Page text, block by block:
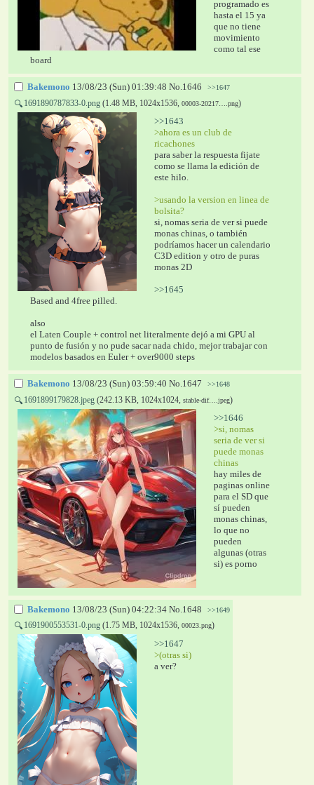
programado es
hasta el 15 ya
que no tiene
movimiento
como tal ese
board
Bakemono 13/08/23 (Sun) 01:39:48 No.1646 >>1647
🔍 1691890787833-0.png (1.48 MB, 1024x1536, 00003-20217….png)
>>1643
>ahora es un club de
ricachones
para saber la respuesta fijate
como se llama la edición de
este hilo.
>usando la version en linea de
bolsita?
si, nomas seria de ver si puede
monas chinas, o también
podríamos hacer un calendario
C3D edition y otro de puras
monas 2D
>>1645
Based and 4free pilled.
also
el Laten Couple + control net literalmente dejó a mi GPU al
punto de fusión y no pude sacar nada chido, mejor trabajar con
modelos basados en Euler + over9000 steps
Bakemono 13/08/23 (Sun) 03:59:40 No.1647 >>1648
🔍 1691899179828.jpeg (242.13 KB, 1024x1024, stable-dif….jpeg)
>>1646
>si, nomas
seria de ver si
puede monas
chinas
hay miles de
paginas online
para el SD que
sí pueden
monas chinas,
lo que no
pueden
algunas (otras
si) es porno
Bakemono 13/08/23 (Sun) 04:22:34 No.1648 >>1649
🔍 1691900553531-0.png (1.75 MB, 1024x1536, 00023.png)
>>1647
>(otras si)
a ver?